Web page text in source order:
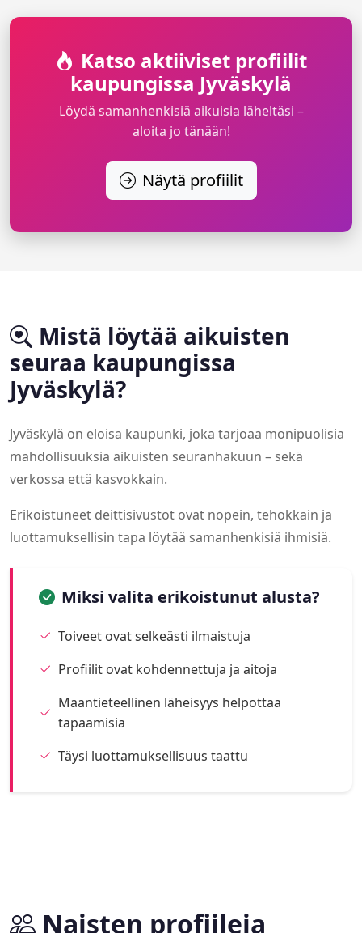
Katso aktiiviset profiilit
kaupungissa Jyväskylä
Löydä samanhenkisiä aikuisia läheltäsi –
aloita jo tänään!
Näytä profiilit
Mistä löytää aikuisten
seuraa kaupungissa
Jyväskylä?
Jyväskylä on eloisa kaupunki, joka tarjoaa monipuolisia
mahdollisuuksia aikuisten seuranhakuun – sekä
verkossa että kasvokkain.
Erikoistuneet deittisivustot ovat nopein, tehokkain ja
luottamuksellisin tapa löytää samanhenkisiä ihmisiä.
Miksi valita erikoistunut alusta?
Toiveet ovat selkeästi ilmaistuja
Profiilit ovat kohdennettuja ja aitoja
Maantieteellinen läheisyys helpottaa
tapaamisia
Täysi luottamuksellisuus taattu
Naisten profiileja